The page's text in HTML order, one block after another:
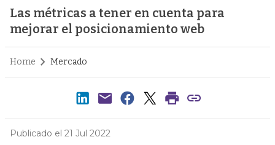
Las métricas a tener en cuenta para
mejorar el posicionamiento web
Home Mercado
Publicado el 21 Jul 2022